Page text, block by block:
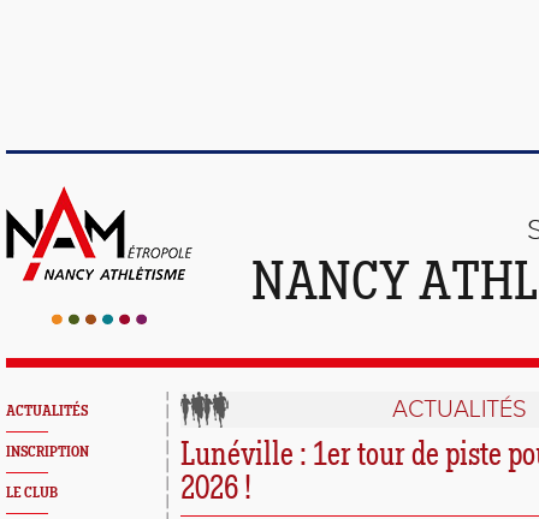
NANCY
ACTUALITÉS
INSCRIPTION
LE CLUB
ACTUALITÉS
Lunéville : 1er tour de piste
2026 !